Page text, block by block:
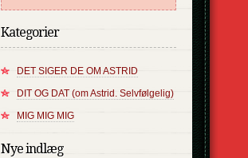
Kategorier
DET SIGER DE OM ASTRID
DIT OG DAT (om Astrid. Selvfølgelig)
MIG MIG MIG
Nye indlæg